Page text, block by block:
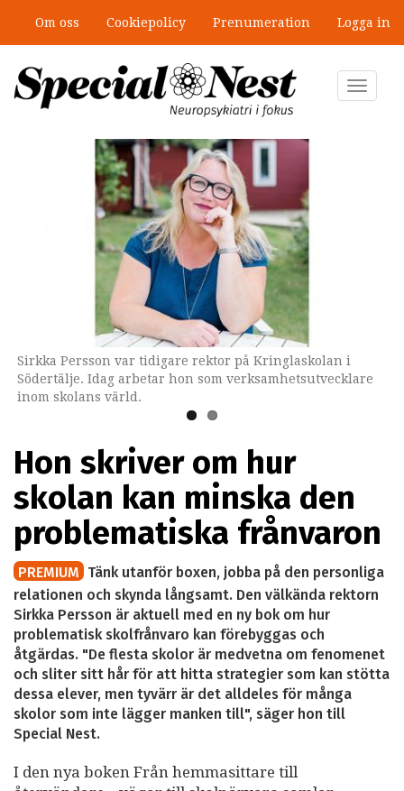
huvudinnehåll
Om oss Cookiepolicy Prenumeration Logga in
Toggle
Sirkka Persson var tidigare rektor på Kringlaskolan i
Södertälje. Idag arbetar hon som verksamhetsutvecklare
inom skolans värld.
Omslaget till boken.
Hon skriver om hur
skolan kan minska den
problematiska frånvaron
PREMIUM Tänk utanför boxen, jobba på den personliga
relationen och skynda långsamt. Den välkända rektorn
Sirkka Persson är aktuell med en ny bok om hur
problematisk skolfrånvaro kan förebyggas och
åtgärdas. "De flesta skolor är medvetna om fenomenet
och sliter sitt hår för att hitta strategier som kan stötta
dessa elever, men tyvärr är det alldeles för många
skolor som inte lägger manken till", säger hon till
Special Nest.
I den nya boken Från hemmasittare till
Mobbning vid autism och adhd: 4